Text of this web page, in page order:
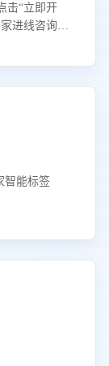
击“立即开
进线咨询真
智能标签